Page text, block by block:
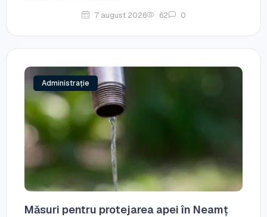
7 august 2026 62 0
Administrație
Măsuri pentru protejarea apei în Neamț